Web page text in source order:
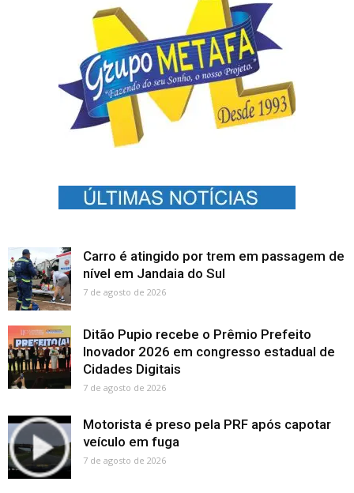
Carro é atingido por trem em passagem de
nível em Jandaia do Sul
7 de agosto de 2026
Ditão Pupio recebe o Prêmio Prefeito
Inovador 2026 em congresso estadual de
Cidades Digitais
7 de agosto de 2026
Motorista é preso pela PRF após capotar
veículo em fuga
7 de agosto de 2026